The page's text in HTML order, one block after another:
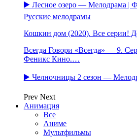
▶️ Лесное озеро — Мелодрама |
Русские мелодрамы
Кошкин дом (2020). Все серии!
Всегда Говори «Всегда» — 9.
Феникс Кино.…
▶️ Челночницы 2 сезон —
Prev Next
Анимация
Все
Аниме
Мультфильмы